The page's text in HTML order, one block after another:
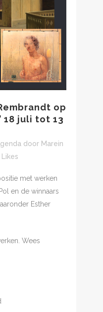
op
18 juli tot 13
door Marein
Likes
met werken
en de winnaars
Esther
Wees